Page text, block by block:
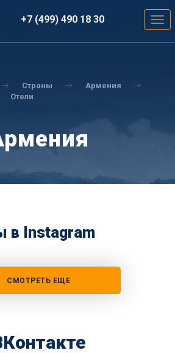
+7 (499) 490 18 30
Страны
Армения
Отели
в Instagram
СМОТРЕТЬ ЕЩЕ